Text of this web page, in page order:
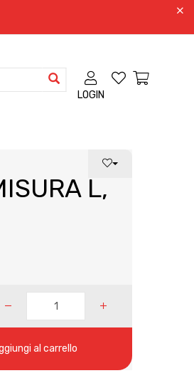
LOGIN
L,
al carrello